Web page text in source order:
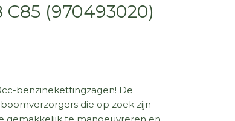
(970493020)
benzinekettingzagen! De
die op zoek zijn